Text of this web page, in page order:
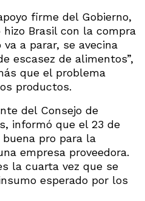
firme del Gobierno,
Brasil con la compra
a parar, se avecina
escasez de alimentos”,
que el problema
productos.
del Consejo de
informó que el 23 de
pro para la
empresa proveedora.
la cuarta vez que se
esperado por los